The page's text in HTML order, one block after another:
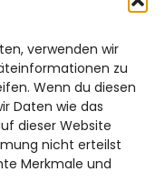
verwenden wir
zu
Wenn du diesen
Daten wie das
dieser Website
nicht erteilst
Merkmale und